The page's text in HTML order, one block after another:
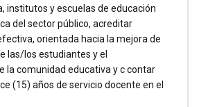
institutos y escuelas de educación
del sector público, acreditar
orientada hacia la mejora de
las/los estudiantes y el
la comunidad educativa y c contar
(15) años de servicio docente en el